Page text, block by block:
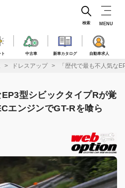
ト 中古車 新車カタログ 自動車求人
検索 MENU
ドレスアップ 「歴代で最も不人気な
EP3型シビックタイプRが覚
エンジンでGT-Rを喰ら